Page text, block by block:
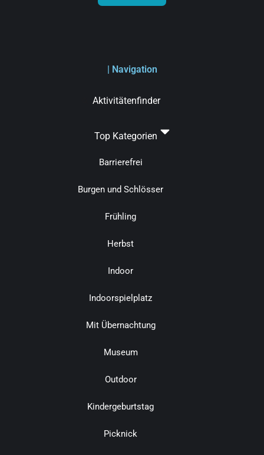
| Navigation
Aktivitätenfinder
Top Kategorien
Barrierefrei
Burgen und Schlösser
Frühling
Herbst
Indoor
Indoorspielplatz
Mit Übernachtung
Museum
Outdoor
Kindergeburtstag
Picknick